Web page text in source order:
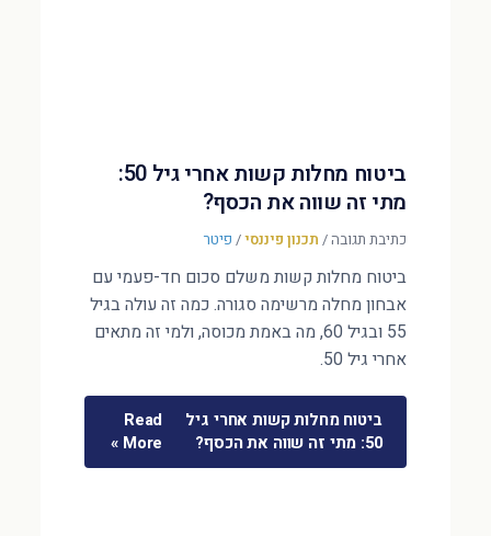
ביטוח מחלות קשות אחרי גיל 50:
מתי זה שווה את הכסף?
כתיבת תגובה/ תכנון פיננסי/ פיטר
ביטוח מחלות קשות משלם סכום חד-פעמי עם
אבחון מחלה מרשימה סגורה. כמה זה עולה בגיל
55 ובגיל 60, מה באמת מכוסה, ולמי זה מתאים
אחרי גיל 50.
ביטוח מחלות קשות אחרי גיל
50: מתי זה שווה את הכסף?
Read
More »